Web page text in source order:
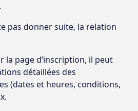
pas donner suite, la relation
la page d’inscription, il peut
détaillées des
(dates et heures, conditions,